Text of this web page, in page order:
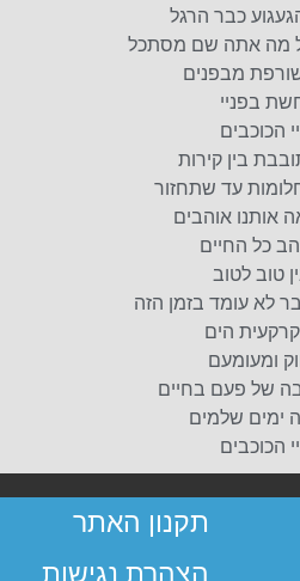
כבר הרגל
מה אתה שם מסתכל
מבפנים
בפניי
הכוכבים
בין קירות
עד שתחזור
אותנו אוהבים
כל החיים
טוב לטוב
לא עומד בזמן הזה
הים
ומעומעם
של פעם בחיים
ימים שלמים
הכוכבים
תקנון האתר
הצהרת נגישות